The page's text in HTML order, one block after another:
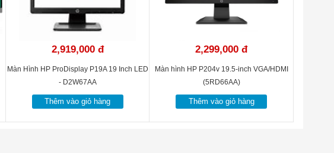
2,919,000 đ
Màn Hình HP ProDisplay P19A 19 Inch LED
- D2W67AA
Thêm vào giỏ hàng
2,299,000 đ
Màn hình HP P204v 19.5-inch VGA/HDMI
(5RD66AA)
Thêm vào giỏ hàng